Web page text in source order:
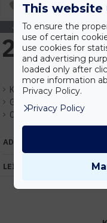
Készlet:Raktáron
Gyártó:
HUGOLED
Cikkszám: EHHL36103
2.921 Ft
ADATOK
LEÍRÁS
This website
To ensure the
use of certain
use cookies for
and advertising
loaded only after
more information
Privacy Policy.
Privacy Policy